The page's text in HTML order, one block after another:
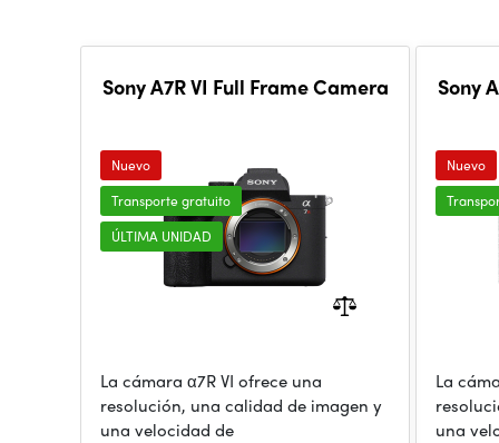
Sony A7R VI Full Frame Camera
Nuevo
Transporte gratuito
ÚLTIMA UNIDAD
La cámara α7R VI ofrece una
resolución, una calidad de imagen y
una velocidad de
Sony
Nuevo
La
una